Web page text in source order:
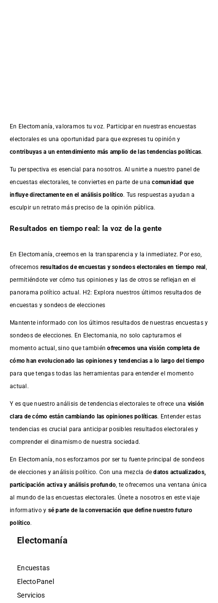
En Electomanía, valoramos tu voz. Participar en nuestras encuestas
electorales es una oportunidad para que expreses tu opinión y
contribuyas a un entendimiento más amplio de las tendencias políticas.
Tu perspectiva es esencial para nosotros. Al unirte a nuestro panel de
encuestas electorales, te conviertes en parte de unacomunidad que
influye directamente en el análisis político. Tus respuestas ayudan a
esculpir un retrato más preciso de la opinión pública.
Resultados en tiempo real: la voz de la gente
En Electomanía, creemos en la transparencia y la inmediatez. Por eso,
ofrecemos resultados deencuestas y sondeos electorales en tiempo real
permitiéndote ver cómo tus opiniones y las de otros se reflejan en el
panorama político actual. H2: Explora nuestros últimos resultados de
encuestas y sondeos de elecciones
Mantente informado con los últimos resultados de nuestras encuestasy
sondeos de elecciones. En Electomania, no solo capturamos el
momento actual, sino que tambiénofrecemos una visión completa de
cómo han evolucionado las opiniones y tendencias a lo largo del tiempo
para que tengas todas las herramientas para entender el momento
actual.
Y es que nuestro análisis de tendencias electorales te ofrece una visión
clara de cómo están cambiando las opiniones políticas. Entender estas
tendencias es crucial para anticipar posibles resultados electorales y
comprender el dinamismo de nuestra sociedad.
En Electomanía, nos esforzamos por ser tu fuente principal de sondeos
de elecciones y análisis político. Con una mezcla dedatos actualizados,
participación activa y análisis profundo , te ofrecemos una ventana única
al mundo de las encuestas electorales. Únete a nosotros en este viaje
informativo y sé parte de la conversación que define nuestro futuro
político.
Electomanía
Encuestas
ElectoPanel
Servicios